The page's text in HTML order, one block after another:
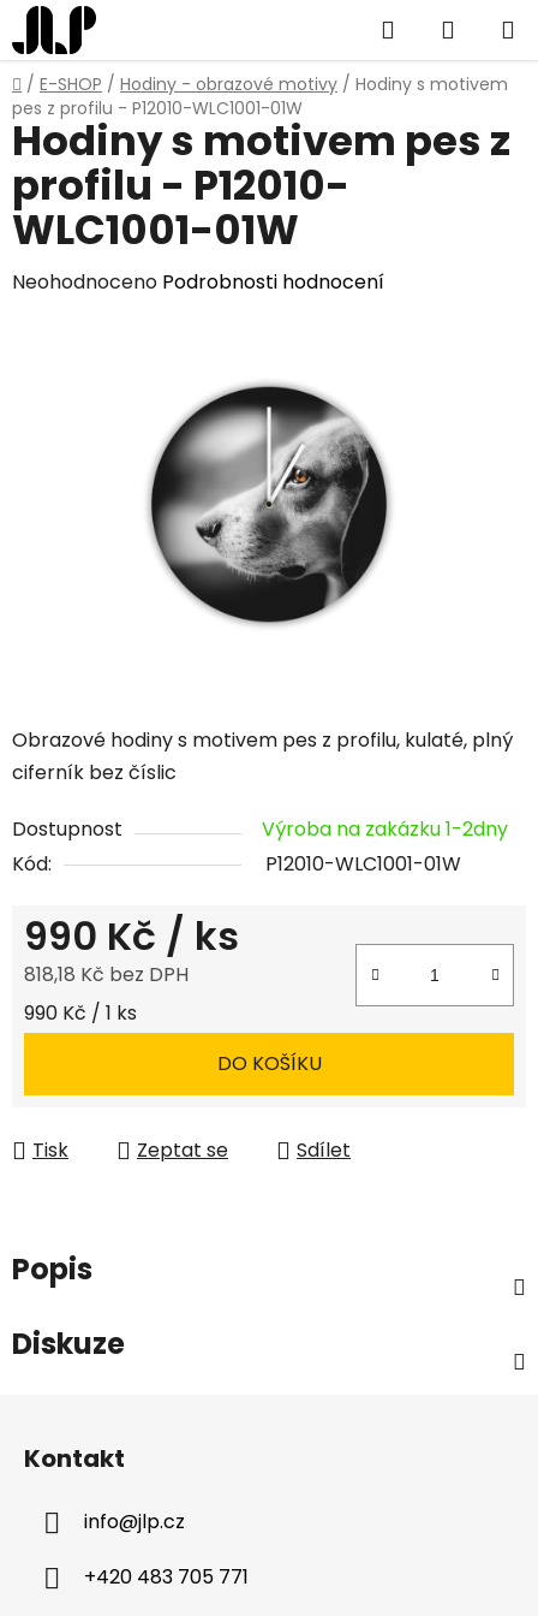
Přejít
na
obsah
Hledat
KOŠÍK
Domů
/ E-SHOP / Hodiny - obrazové motivy / Hodiny s motivem
pes z profilu - P12010-WLC1001-01W
Obrazové hodiny s motivem pes z profilu, kulaté, plný
ciferník bez číslic
Dostupnost
Výroba na zakázku 1-2dny
Kód:
P12010-WLC1001-01W
990 Kč / ks
818,18 Kč bez DPH
Měrná cena:
990 Kč / 1 ks
DO KOŠÍKU
Tisk Zeptat se Sdílet
Hodiny s motivem pes z
profilu - P12010-
WLC1001-01W
Průměrné
Neohodnoceno Podrobnosti hodnocení
Popis
Diskuze
Kontakt
info@jlp.cz
+420 483 705 771